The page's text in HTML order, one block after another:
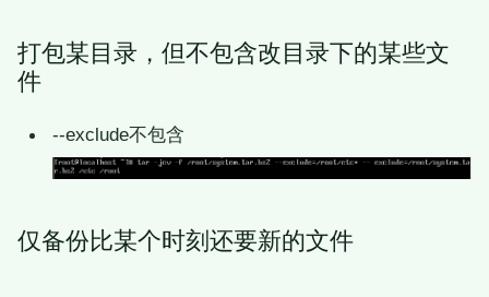
打包某目录，但不包含改目录下的某些文
件
--exclude不包含
仅备份比某个时刻还要新的文件